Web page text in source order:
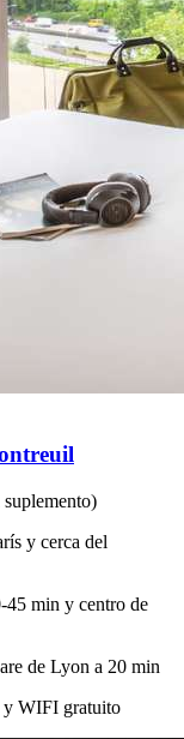
y cerca del
45 min y centro de
de Lyon a 20 min
y WIFI gratuito